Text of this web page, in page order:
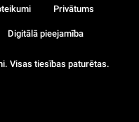
Visas tiesības paturētas.
Privātums
Digitālā pieejamība